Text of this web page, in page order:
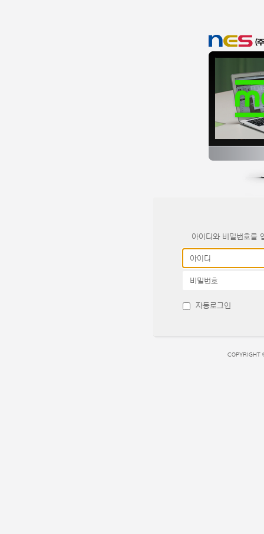
아이디와 비밀번호를
아이디
비밀번호
자동로그인
COPYRIGHT